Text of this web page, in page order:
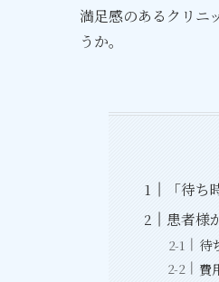
満足感のあるクリニ
うか。
「待
患者様
待
費